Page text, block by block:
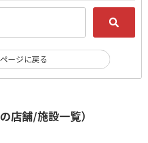
店舗/施設一覧）
ージに戻る